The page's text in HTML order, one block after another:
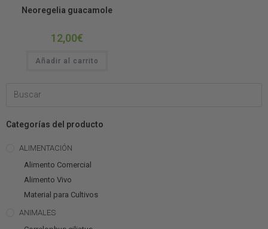
Categorías del producto
ALIMENTACIÓN
Alimento Comercial
Alimento Vivo
Material para Cultivos
ANIMALES
Neoregelia guacamole
12,00€
Añadir al carrito